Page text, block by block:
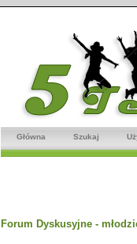
Główna Szukaj
Forum Dyskusyjne -